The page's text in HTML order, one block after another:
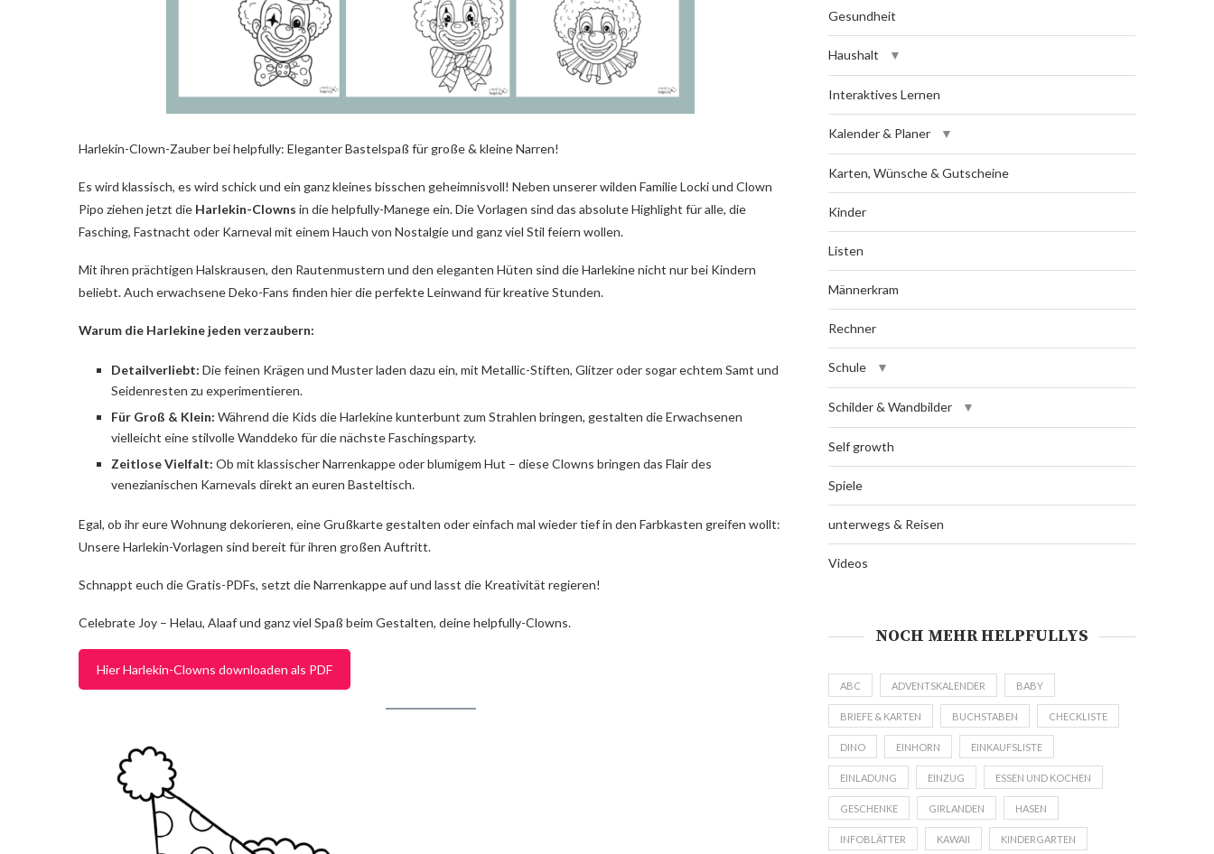
Harlekin-Clown-Zauber bei helpfully: Eleganter Bastelspaß für große & kleine Narren!
Es wird klassisch, es wird schick und ein ganz kleines bisschen geheimnisvoll! Neben unserer wilden Familie Locki und Clown
Pipo ziehen jetzt die Harlekin-Clowns in die helpfully-Manege ein. Die Vorlagen sind das absolute Highlight für alle, die
Fasching, Fastnacht oder Karneval mit einem Hauch von Nostalgie und ganz viel Stil feiern wollen.
Mit ihren prächtigen Halskrausen, den Rautenmustern und den eleganten Hüten sind die Harlekine nicht nur bei Kindern
beliebt. Auch erwachsene Deko-Fans finden hier die perfekte Leinwand für kreative Stunden.
Warum die Harlekine jeden verzaubern:
Detailverliebt: Die feinen Krägen und Muster laden dazu ein, mit Metallic-Stiften, Glitzer oder sogar echtem Samt und
Seidenresten zu experimentieren.
Für Groß & Klein: Während die Kids die Harlekine kunterbunt zum Strahlen bringen, gestalten die Erwachsenen
vielleicht eine stilvolle Wanddeko für die nächste Faschingsparty.
Zeitlose Vielfalt: Ob mit klassischer Narrenkappe oder blumigem Hut – diese Clowns bringen das Flair des
venezianischen Karnevals direkt an euren Basteltisch.
Egal, ob ihr eure Wohnung dekorieren, eine Grußkarte gestalten oder einfach mal wieder tief in den Farbkasten greifen wollt:
Unsere Harlekin-Vorlagen sind bereit für ihren großen Auftritt.
Schnappt euch die Gratis-PDFs, setzt die Narrenkappe auf und lasst die Kreativität regieren!
Celebrate Joy – Helau, Alaaf und ganz viel Spaß beim Gestalten, deine helpfully-Clowns.
Hier Harlekin-Clowns downloaden als PDF
Gesundheit
Haushalt
Interaktives Lernen
Kalender & Planer
Karten, Wünsche & Gutscheine
Kinder
Listen
Männerkram
Rechner
Schule
Schilder & Wandbilder
Self growth
Spiele
unterwegs & Reisen
Videos
NOCH MEHR HELPFULLYS
ABC ADVENTSKALENDER BABY
BRIEFE & KARTEN BUCHSTABEN CHECKLISTE
DINO EINHORN EINKAUFSLISTE
EINLADUNG EINZUG ESSEN UND KOCHEN
GESCHENKE GIRLANDEN HASEN
INFOBLÄTTER KAWAII KINDERGARTEN